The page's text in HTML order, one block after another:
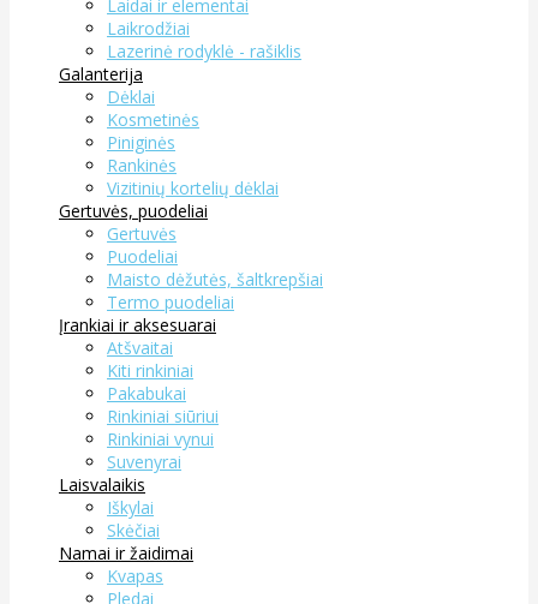
Laidai ir elementai
Laikrodžiai
Lazerinė rodyklė - rašiklis
Galanterija
Dėklai
Kosmetinės
Piniginės
Rankinės
Vizitinių kortelių dėklai
Gertuvės, puodeliai
Gertuvės
Puodeliai
Maisto dėžutės, šaltkrepšiai
Termo puodeliai
Įrankiai ir aksesuarai
Atšvaitai
Kiti rinkiniai
Pakabukai
Rinkiniai siūriui
Rinkiniai vynui
Suvenyrai
Laisvalaikis
Iškylai
Skėčiai
Namai ir žaidimai
Kvapas
Pledai